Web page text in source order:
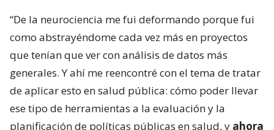
“De la neurociencia me fui deformando porque fui
como abstrayéndome cada vez más en proyectos
que tenían que ver con análisis de datos más
generales. Y ahí me reencontré con el tema de tratar
de aplicar esto en salud pública: cómo poder llevar
ese tipo de herramientas a la evaluación y la
planificación de políticas públicas en salud, y ahora